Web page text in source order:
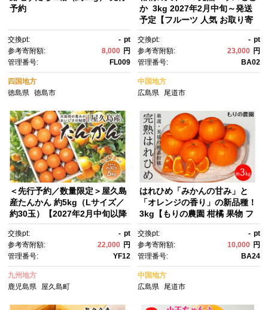
予約
交換pt: - pt
参考寄附額:
8,000 円
管理番号:
FL009
四国地方
徳島県
徳島市
か 3kg 2027年2月中旬～発送
予定【フルーツ 人気 お取り寄
ェみかん みかん せとか 柑橘 果
物 フルーツ 産地直送 人気 おす
すめ 瀬戸内 広島県 尾道市】
交換pt: - pt
参考寄附額:
23,000 円
管理番号:
BA02
中国地方
広島県
尾道市
＜先行予約／数量限定＞屋久島
産たんかん 約5kg（Lサイズ／
約30玉）【2027年2月中旬以降
交換pt: - pt
参考寄附額:
22,000 円
管理番号:
YF12
九州地方
鹿児島県
屋久島町
はれひめ「みかんの甘み」と
「オレンジの香り」の新品種！
3kg【もりの農園 柑橘 果物 フ
島県 尾道市】
交換pt: - pt
参考寄附額:
10,000 円
管理番号:
BA24
中国地方
広島県
尾道市